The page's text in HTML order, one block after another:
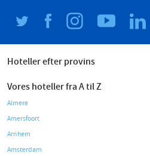
Hoteller efter provins
Vores hoteller fra A til Z
Almere
Amersfoort
Arnhem
Amsterdam